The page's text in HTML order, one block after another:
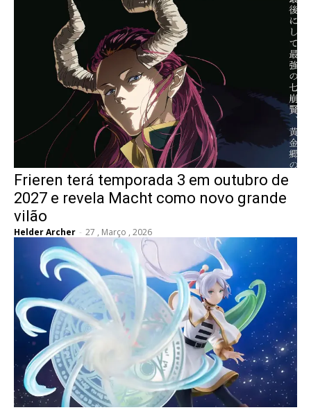
Frieren terá temporada 3 em outubro de
2027 e revela Macht como novo grande
vilão
Helder Archer - 27 , Março , 2026